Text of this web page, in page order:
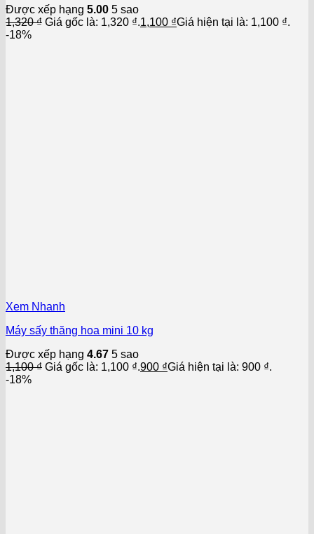
Được xếp hạng 5.00 5 sao
1,320₫ Giá gốc là: 1,320 ₫.1,100 ₫Giá hiện tại là: 1,100 ₫.
-18%
Xem Nhanh
Máy sấy thăng hoa mini 10 kg
Được xếp hạng 4.67 5 sao
1,100₫ Giá gốc là: 1,100 ₫.900 ₫Giá hiện tại là: 900 ₫.
-18%